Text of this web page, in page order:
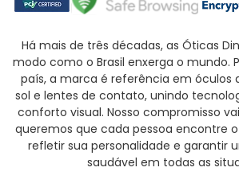
Há mais de três décadas, as Óticas
modo como o Brasil enxerga o mundo.
país, a marca é referência em óculos
sol e lentes de contato, unindo
conforto visual. Nosso compromisso
queremos que cada pessoa encontre
refletir sua personalidade e garantir
saudável em todas as